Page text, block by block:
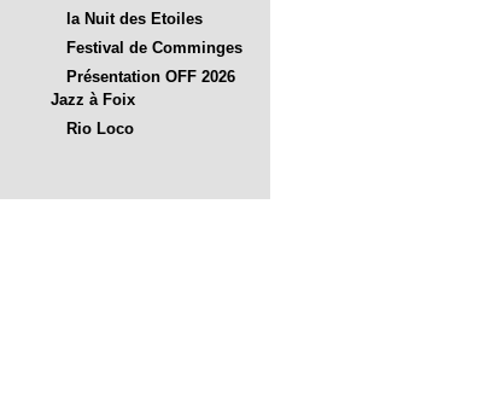
la Nuit des Etoiles
Festival de Comminges
Présentation OFF 2026
Jazz à Foix
Rio Loco